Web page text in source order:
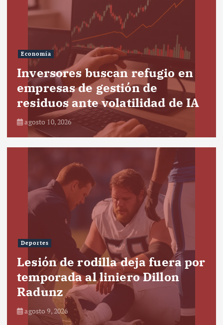
Economía
Inversores buscan refugio en
empresas de gestión de
residuos ante volatilidad de IA
agosto 10, 2026
Deportes
Lesión de rodilla deja fuera por
temporada al liniero Dillon
Radunz
agosto 9, 2026